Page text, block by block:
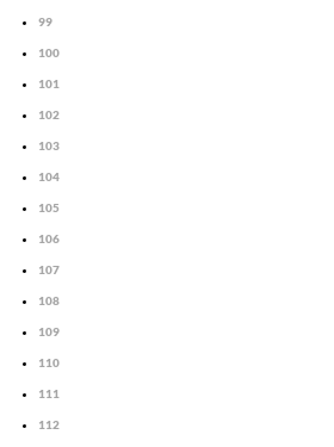
99
100
101
102
103
104
105
106
107
108
109
110
111
112